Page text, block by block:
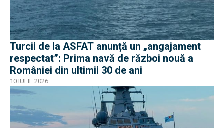
Turcii de la ASFAT anunță un „angajament
respectat”: Prima navă de război nouă a
României din ultimii 30 de ani
10 IULIE 2026